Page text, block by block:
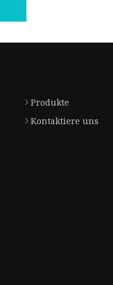
Produkte
Kontaktiere uns